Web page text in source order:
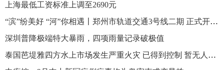
上海最低工资标准上调至2690元
“滨”纷美好 “河”你相遇丨郑州市轨道交通3号线二期 正式开通运营
深圳普降极端特大暴雨，四项雨量记录破极值
泰国芭堤雅四方水上市场发生严重火灾 已得到控制 暂无人员伤亡